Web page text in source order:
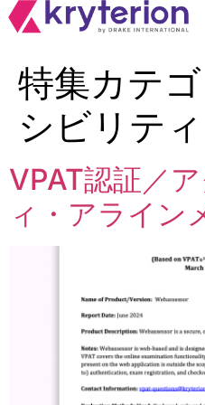
特集カテ
シビリティ
VPAT認証／
ィ・アライン